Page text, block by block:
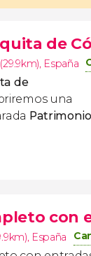
de
, España
de
una
Patrimonio
con
, España